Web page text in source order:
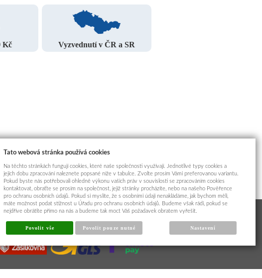
Kč Vyzvednutí v ČR a SR
Tato webová stránka používá cookies
Na těchto stránkách fungují cookies, které naše společnosti využívají. Jednotlivé typy cookies a
jejich dobu zpracování naleznete popsané níže v tabulce. Zvolte prosím Vámi preferovanou variantu.
Pokud byste nás potřebovali ohledně výkonu vašich práv v souvislosti se zpracováním cookies
kontaktovat, obraťte se prosím na společnost, jejíž stránky procházíte, nebo na našeho Pověřence
pro ochranu osobních údajů. Pokud si myslíte, že s osobními údaji nenakládáme, jak bychom měli,
máte možnost podat stížnost u Úřadu pro ochranu osobních údajů. Budeme však rádi, pokud se
nejdříve obrátíte přímo na nás a budeme tak moct Váš požadavek obratem vyřešit.
Povolit vše Povolit pouze nutné Nastavení